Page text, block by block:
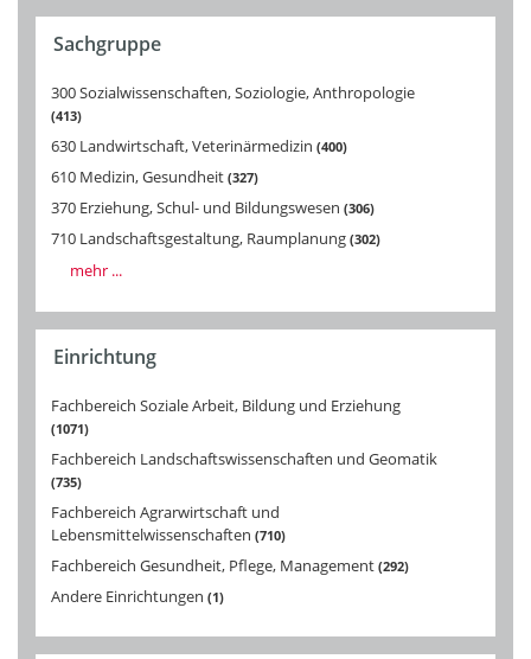
Sachgruppe
300 Sozialwissenschaften, Soziologie, Anthropologie
413
630 Landwirtschaft, Veterinärmedizin 400
610 Medizin, Gesundheit 327
370 Erziehung, Schul- und Bildungswesen 306
710 Landschaftsgestaltung, Raumplanung 302
mehr ...
Einrichtung
Fachbereich Soziale Arbeit, Bildung und Erziehung
1071
Fachbereich Landschaftswissenschaften und Geomatik
735
Fachbereich Agrarwirtschaft und
Lebensmittelwissenschaften 710
Fachbereich Gesundheit, Pflege, Management 292
Andere Einrichtungen 1